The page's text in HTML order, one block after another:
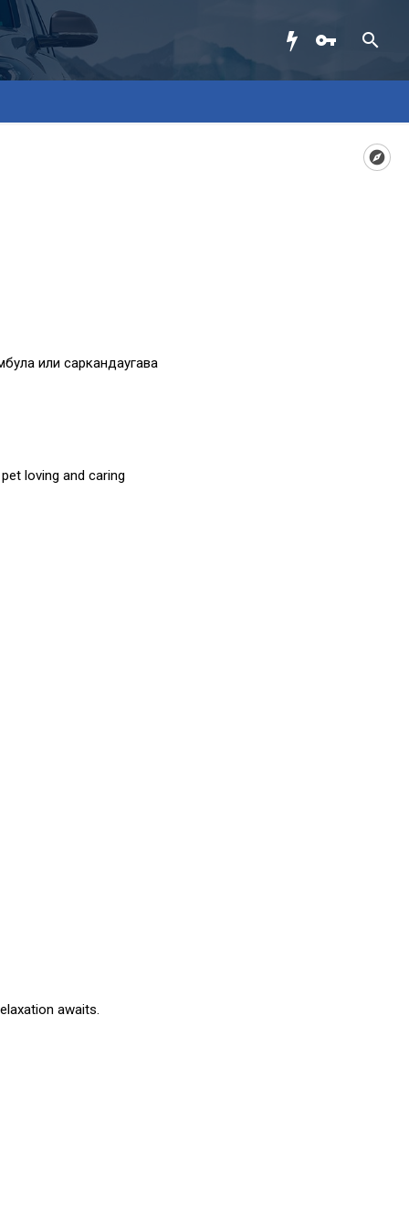
или саркандаугава
loving and caring
awaits.